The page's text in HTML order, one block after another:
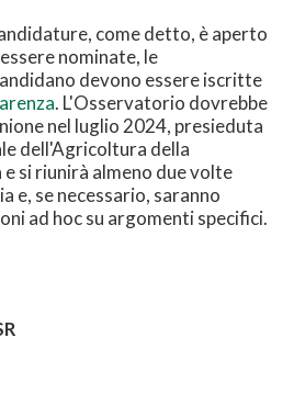
come detto, è aperto
nominate, le
devono essere iscritte
. L'Osservatorio dovrebbe
nel luglio 2024, presieduta
dell'Agricoltura della
si riunirà almeno due volte
e, se necessario, saranno
ad hoc su argomenti specifici.